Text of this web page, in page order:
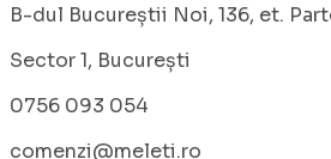
B-dul Bucureștii Noi, 136, et.
Sector 1, București
0756 093 054
comenzi@meleti.ro